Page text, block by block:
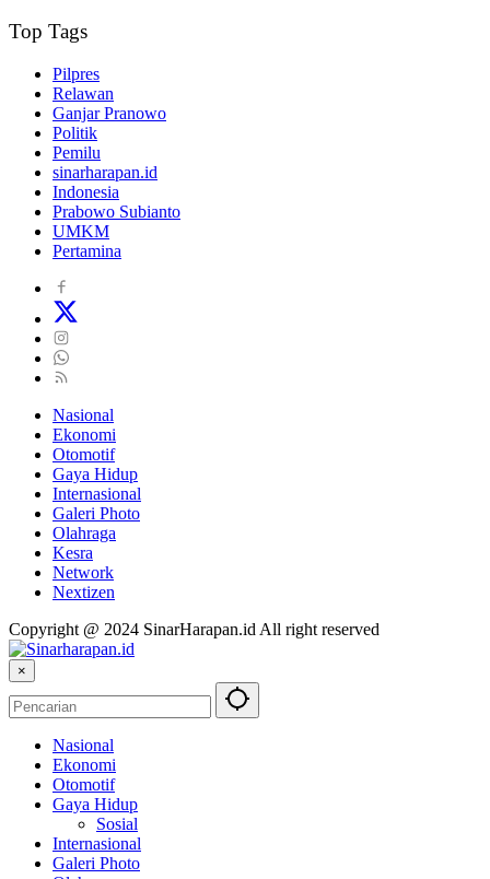
Top Tags
Pilpres
Relawan
Ganjar Pranowo
Politik
Pemilu
sinarharapan.id
Indonesia
Prabowo Subianto
UMKM
Pertamina
Nasional
Ekonomi
Otomotif
Gaya Hidup
Internasional
Galeri Photo
Olahraga
Kesra
Network
Nextizen
Copyright @ 2024 SinarHarapan.id All right reserved
×
Nasional
Ekonomi
Otomotif
Gaya Hidup
Sosial
Internasional
Galeri Photo